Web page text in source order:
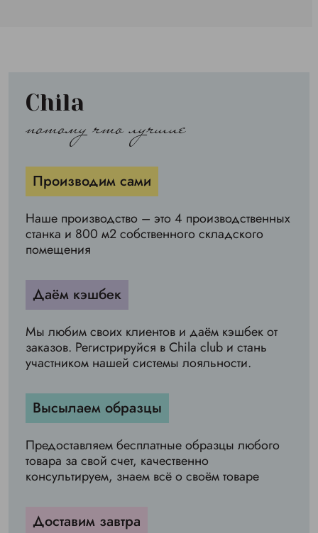
Chila
потому что лучшие
Производим сами
Наше производство – это 4 производственных
станка и 800 м2 собственного складского
помещения
Даём кэшбек
Мы любим своих клиентов и даём кэшбек от
заказов. Регистрируйся в Chila club и стань
участником нашей системы лояльности.
Высылаем образцы
Предоставляем бесплатные образцы любого
товара за свой счет, качественно
консультируем, знаем всё о своём товаре
Доставим завтра